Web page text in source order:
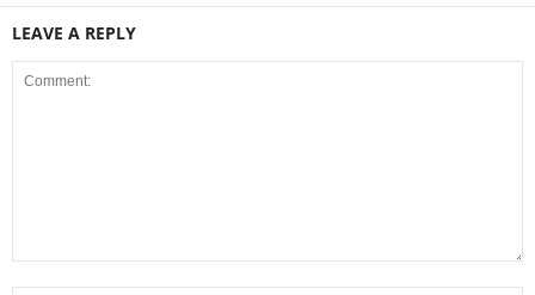
LEAVE A REPLY